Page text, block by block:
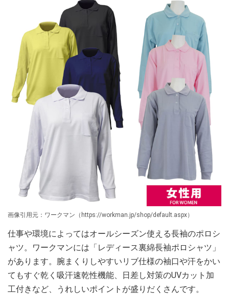
画像引用元：ワークマン（https://workman.jp/shop/default.aspx）
仕事や環境によってはオールシーズン使える長袖のポロシ
ャツ。ワークマンには「レディース裏綿長袖ポロシャツ」
があります。腕まくりしやすいリブ仕様の袖口や汗をかい
てもすぐ乾く吸汗速乾性機能、日差し対策のUVカット加
工付きなど、うれしいポイントが盛りだくさんです。